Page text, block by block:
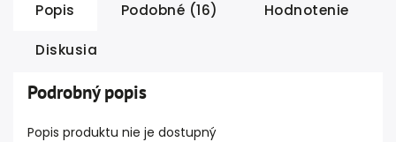
Popis Podobné (16) Hodnotenie
Diskusia
Podrobný popis
Popis produktu nie je dostupný